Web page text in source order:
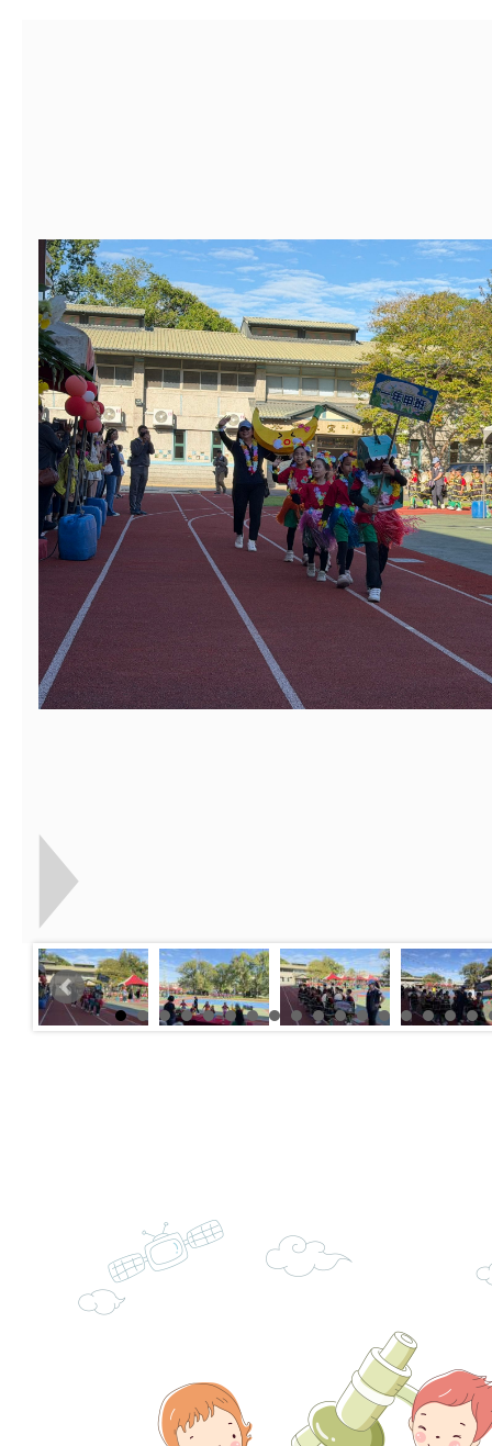
訊
辦理「115年度促進
緒學習知能研習」
檢送桃園市政府LED
字稿及LCD託播影片
函轉有關本府新聞處
6月交通安全宣導標
份及道安宣導影像素
有關「115年各賣場
設置防災(颱)專區」
信誼基金會於6／27
【打噴嚏、流鼻水、
0-8歲抗過敏照護指
童過敏免疫專家 林
講】親職講座
檢送桃園市政府LED
字稿及LCD託播影片
檢送桃園市政府家庭
「小桃家6月課程資
約幸福生活-婚前教
坊」、「幸福婚姻系
檢送桃園市政府LED
字稿及LCD託播影（
轉知財團法人天主教
立蘆葦啟智中心辦理
有關桃園市桃園區西
覺暫留創意應用與實
學辦理115年度區域
角色驅動的聲音與故
「學生申訴及再申訴
月份公共服務政策溝
訊
台北松山文創園區5
「櫻桃小丸子原作40
檢送桃園市政府LED
「115學年度身心障
知能研習」
有關桃園市八德區大
學辦理「音樂班第27
樂會-憶起玩樂」
檢送桃園市政府家庭
「小桃家5月課程資
子的人際必修課」、
檢送「小桃家幸福+
實體座談會」海報
函轉臺北市勞動力重